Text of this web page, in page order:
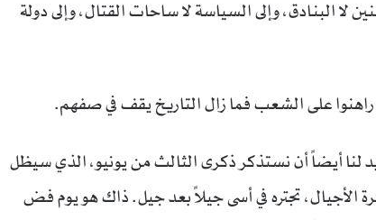
لا البنادق، وإلى السياسة لا ساحات القتال، وإلى دولة
على الشعب فما زال التاريخ يقف في صفهم.
لنا أيضاً أن نستذكر ذكرى الثالث من يونيو، الذي سيظل
الأجيال، تجتره في أسى جيلاً بعد جيل. ذاك هو يوم فض